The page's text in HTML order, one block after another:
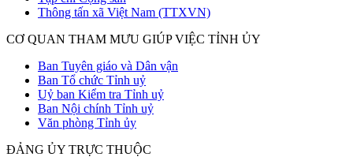
Thông tấn xã Việt Nam (TTXVN)
CƠ QUAN THAM MƯU GIÚP VIỆC TỈNH ỦY
Ban Tuyên giáo và Dân vận
Ban Tổ chức Tỉnh uỷ
Uỷ ban Kiểm tra Tỉnh uỷ
Ban Nội chính Tỉnh uỷ
Văn phòng Tỉnh ủy
ĐẢNG ỦY TRỰC THUỘC